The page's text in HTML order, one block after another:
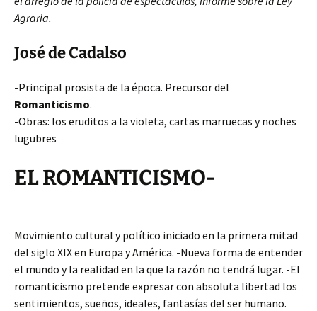
Agraria.
José de Cadalso
-Principal prosista de la época. Precursor del
Romanticismo.
-Obras: los eruditos a la violeta, cartas marruecas y noches
lugubres
EL ROMANTICISMO-
Movimiento cultural y político iniciado en la primera mitad
del siglo XIX en Europa y América. -Nueva forma de entender
el mundo y la realidad en la que la razón no tendrá lugar. -El
romanticismo pretende expresar con absoluta libertad los
sentimientos, sueños, ideales, fantasías del ser humano.